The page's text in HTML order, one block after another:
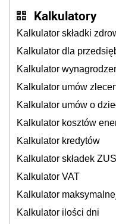
Kalkulatory
Kalkulator składki
Kalkulator dla
Kalkulator
Kalkulator umów
Kalkulator umów o
Kalkulator kosztów
Kalkulator kredytów
Kalkulator składek ZUS
Kalkulator VAT
Kalkulator
Kalkulator ilości dni